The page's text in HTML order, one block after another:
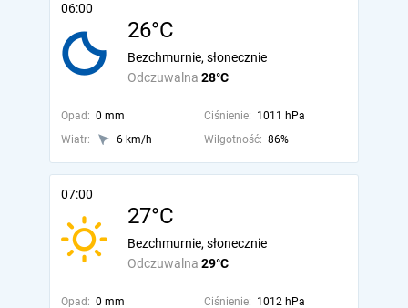
06:00
26°C
Odczuwalna 28°C
Bezchmurnie, słonecznie
Opad: 0 mm Ciśnienie: 1011 hPa
Wiatr:
6 km/h Wilgotność: 86%
07:00
27°C
Odczuwalna 29°C
Bezchmurnie, słonecznie
Opad: 0 mm Ciśnienie: 1012 hPa